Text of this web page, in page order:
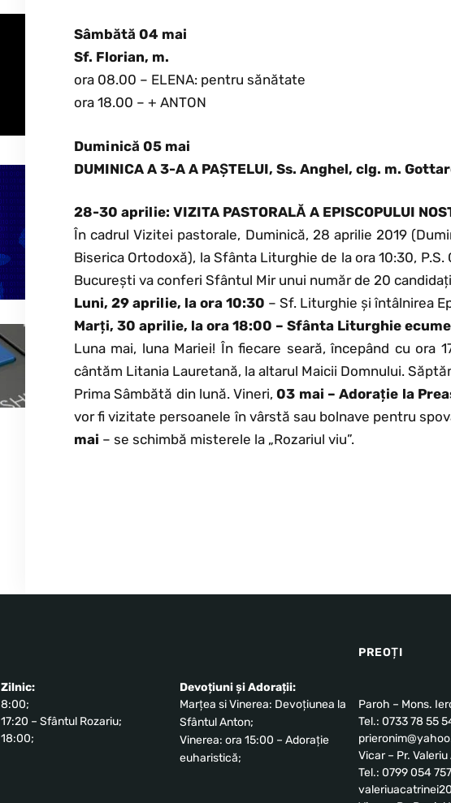
Sâmbătă 04 mai
Sf. Florian, m.
ora 08.00 – ELENA: pentru sănătate
ora 18.00 – + ANTON
Duminică 05 mai
DUMINICA A 3-A A PAȘTELUI, Ss. Anghel, clg. m.
28-30 aprilie: VIZITA PASTORALĂ A EPISCOPULUI
În cadrul Vizitei pastorale, Duminică, 28 aprilie 2019
Biserica Ortodoxă), la Sfânta Liturghie de la ora 10:30, P.S.
București va conferi Sfântul Mir unui număr de 20
Luni, 29 aprilie, la ora 10:30 – Sf. Liturghie și întâlnirea
Marți, 30 aprilie, la ora 18:00 – Sfânta Liturghie
Luna mai, luna Mariei! În fiecare seară, începând cu ora
cântăm Litania Lauretană, la altarul Maicii Domnului.
Prima Sâmbătă din lună. Vineri,03 mai – Adorație la
vor fi vizitate persoanele în vârstă sau bolnave pentru
mai – se schimbă misterele la „Rozariul viu”.
Zilnic:
8:00;
17:20 – Sfântul Rozariu;
18:00;
Devoțiuni și Adorații:
Marțea si Vinerea: Devoțiunea la
Sfântul Anton;
Vinerea: ora 15:00 – Adorație
euharistică;
PREOȚI
Paroh – Mons.
Tel.: 0733 78 55
Vicar – Pr. Valeriu
Tel.: 0799 054 757